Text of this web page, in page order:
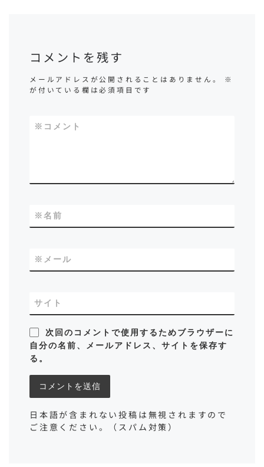
コメントを残す
メールアドレスが公開されることはありません。
※
が付いている欄は必須項目です
コメント
※
名前
※
メール
※
サイト
次回のコメントで使用するためブラウザーに
自分の名前、メールアドレス、サイトを保存す
る。
日本語が含まれない投稿は無視されますので
ご注意ください。（スパム対策）